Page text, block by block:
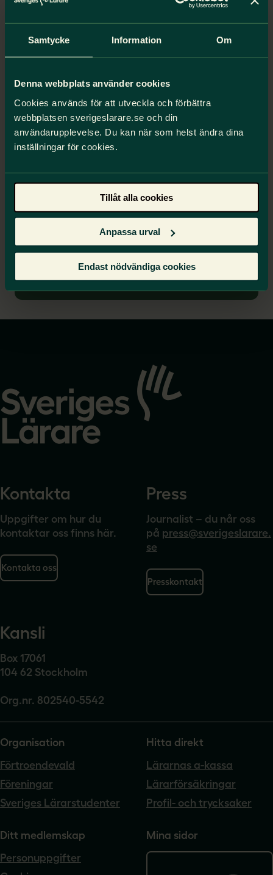
Samtycke Information Om
Denna webbplats använder cookies
Cookies används för att utveckla och förbättra
webbplatsen sverigeslarare.se och din
användarupplevelse. Du kan när som helst ändra dina
inställningar för cookies.
Tillåt alla cookies
Anpassa urval
Endast nödvändiga cookies
Emma Arvidsson, Sveriges Lärarstudenter
Johanna Andersson
, personalrepresentant
Det här är deras uppdrag
Är du nyfiken och vill veta mer om vilket
uppdrag förbundsstyrelsen har kan du läsa
Förbundsstyrelsens uppdrag.
startsidan
Kontakta
Uppgifter om hur du
kontaktar oss finns här.
Kontakta oss
Press
Journalist – du når oss
på press@sverigeslarare.
se
Presskontakt
Kansli
Box 17061
104 62 Stockholm
Org.nr. 802540-5542
Organisation
Förtroendevald
Föreningar
Sveriges Lärarstudenter
Hitta direkt
Lärarnas a-kassa
Lärarförsäkringar
Profil- och trycksaker
Ditt medlemskap
Personuppgifter
Mina sidor